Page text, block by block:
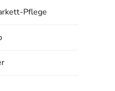
Pflege